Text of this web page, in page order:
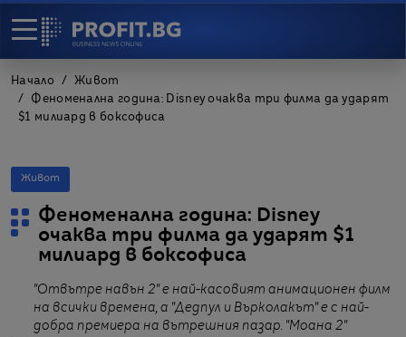
Начало
Живот
Феноменална година: Disney очаква три филма да ударят
$1 милиард в боксофиса
Живот
Феноменална година: Disney
очаква три филма да ударят $1
милиард в боксофиса
"Отвътре навън 2" е най-касовият анимационен филм
на всички времена, а "Дедпул и Върколакът" е с най-
добра премиера на вътрешния пазар. "Моана 2"